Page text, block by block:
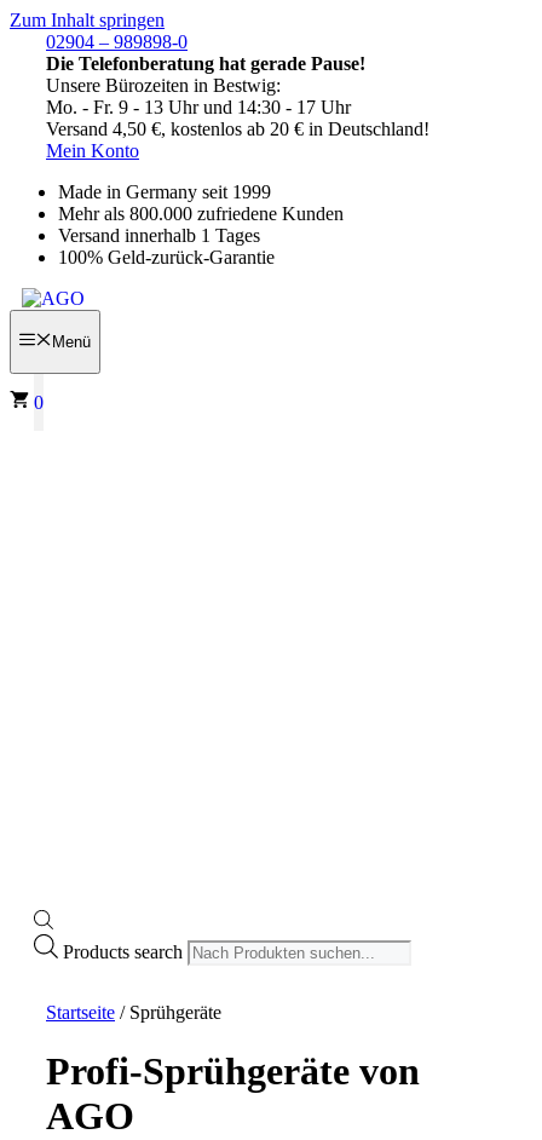
Zum Inhalt springen
02904 – 989898-0
Die Telefonberatung hat gerade Pause!
Unsere Bürozeiten in Bestwig:
Mo. - Fr. 9 - 13 Uhr und 14:30 - 17 Uhr
Versand 4,50 €, kostenlos ab 20 € in Deutschland!
Mein Konto
Made in Germany seit 1999
Mehr als 800.000 zufriedene Kunden
Versand innerhalb 1 Tages
100% Geld-zurück-Garantie
Menü
0
Products search
Startseite / Sprühgeräte
Profi-Sprühgeräte von
AGO